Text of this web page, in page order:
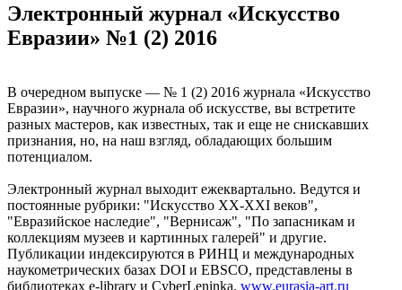
Электронный журнал «Искусство
Евразии» №1 (2) 2016
В очередном выпуске — № 1 (2) 2016 журнала «Искусство
Евразии», научного журнала об искусстве, вы встретите
разных мастеров, как известных, так и еще не снискавших
признания, но, на наш взгляд, обладающих большим
потенциалом.
Электронный журнал выходит ежеквартально. Ведутся и
постоянные рубрики: "Искусство XX-XXI веков",
"Евразийское наследие", "Вернисаж", "По запасникам и
коллекциям музеев и картинных галерей" и другие.
Публикации индексируются в РИНЦ и международных
наукометрических базах DOI и EBSCO, представлены в
библиотеках e-library и CyberLeninka. www.eurasia-art.ru